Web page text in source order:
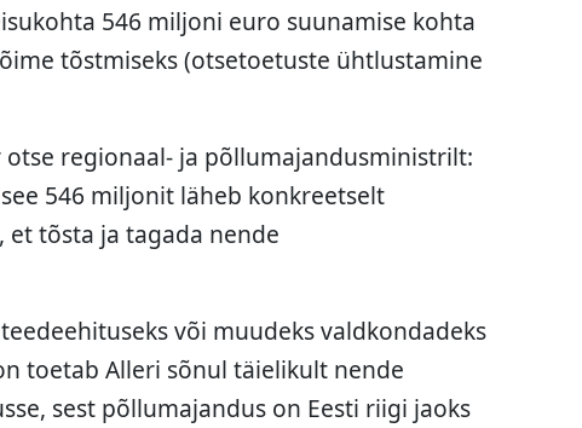
546 miljoni euro suunamise kohta
tõstmiseks (otsetoetuste ühtlustamine
otse regionaal- ja põllumajandusministrilt:
546 miljonit läheb konkreetselt
tõsta ja tagada nende
või muudeks valdkondadeks
toetab Alleri sõnul täielikult nende
sest põllumajandus on Eesti riigi jaoks